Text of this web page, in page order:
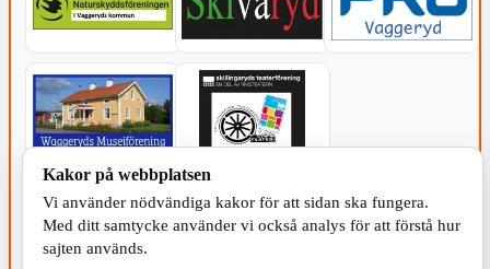
Kakor på webbplatsen
Vi använder nödvändiga kakor för att sidan ska fungera.
Med ditt samtycke använder vi också analys för att förstå hur
sajten används.